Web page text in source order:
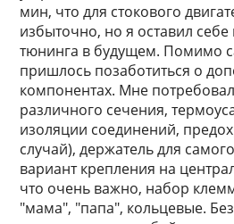
мин, что для стокового
избыточно, но я оставил
тюнинга в будущем. Помимо
пришлось позаботиться о
компонентах. Мне
различного сечения,
изоляции соединений,
случай), держатель для
вариант крепления на
что очень важно, набор
"мама", "папа", кольцевые.